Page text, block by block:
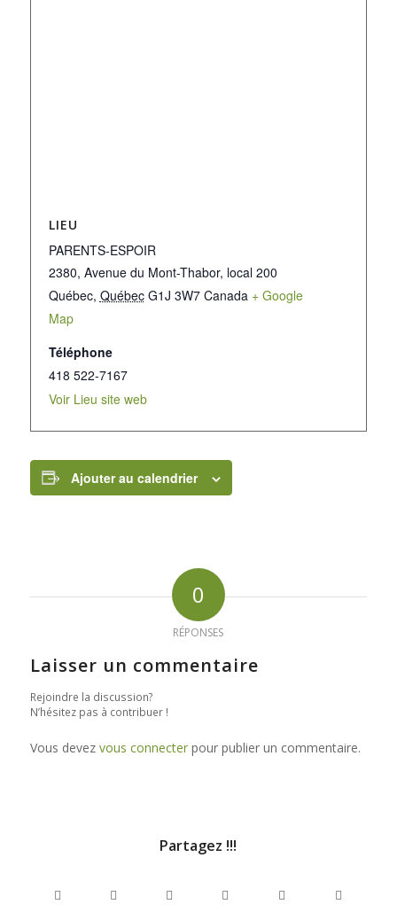
LIEU
PARENTS-ESPOIR
2380, Avenue du Mont-Thabor, local 200
Québec, Québec G1J 3W7 Canada + Google
Map
Téléphone
418 522-7167
Voir Lieu site web
Ajouter au calendrier
0
RÉPONSES
Laisser un commentaire
Rejoindre la discussion?
N’hésitez pas à contribuer !
Vous devez vous connecterpour publier un commentaire.
Partagez !!!